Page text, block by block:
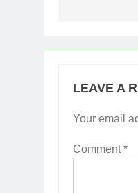
LEAVE A
Your email
Comment*